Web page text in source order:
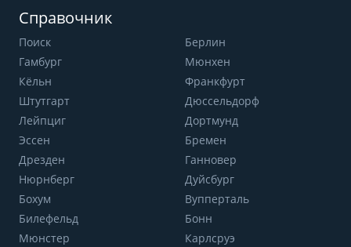
Справочник
Поиск
Берлин
Гамбург
Мюнхен
Кёльн
Франкфурт
Штутгарт
Дюссельдорф
Лейпциг
Дортмунд
Эссен
Бремен
Дрезден
Ганновер
Нюрнберг
Дуйсбург
Бохум
Вупперталь
Билефельд
Бонн
Мюнстер
Карлсруэ